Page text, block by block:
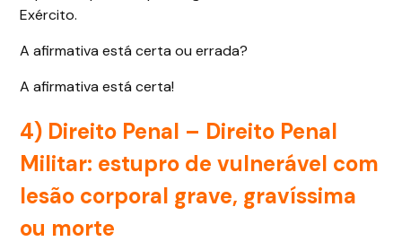
Exército.
A afirmativa está certa ou errada?
A afirmativa está certa!
4) Direito Penal – Direito Penal
Militar: estupro de vulnerável com
lesão corporal grave, gravíssima
ou morte